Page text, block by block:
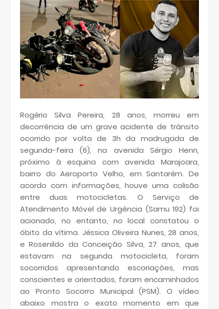
Rogério Silva Pereira, 28 anos, morreu em
decorrência de um grave acidente de trânsito
ocorrido por volta de 3h da madrugada de
segunda-feira (6), na avenida Sérgio Henn,
próximo à esquina com avenida Marajoara,
bairro do Aeroporto Velho, em Santarém. De
acordo com informações, houve uma colisão
entre duas motocicletas. O Serviço de
Atendimento Móvel de Urgência (Samu 192) foi
acionado, no entanto, no local constatou o
óbito da vítima. Jéssica Oliveira Nunes, 28 anos,
e Rosenildo da Conceição Silva, 27 anos, que
estavam na segunda motocicleta, foram
socorridos apresentando escoriações, mas
conscientes e orientados, foram encaminhados
ao Pronto Socorro Municipal (PSM). O vídeo
abaixo mostra o exato momento em que